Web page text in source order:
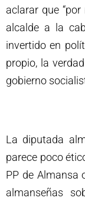
aclarar que
alcalde a la
invertido en
propio, la
gobierno
La diputada
parece poco
PP de Almansa
almanseñas